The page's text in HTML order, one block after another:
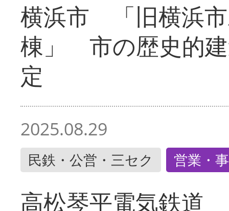
横浜市 「旧横浜
棟」 市の歴史的
定
2025.08.29
民鉄・公営・三セク 営業・
高松琴平電気鉄道